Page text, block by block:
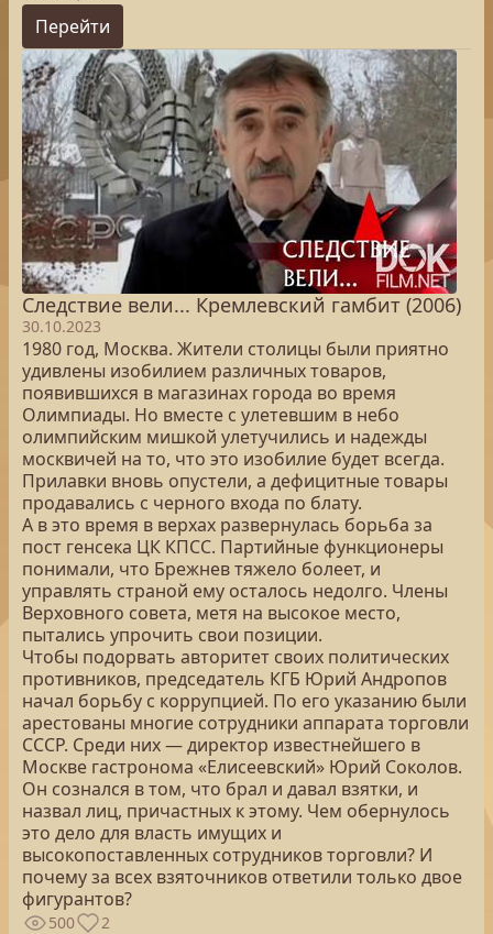
Перейти
Следствие вели... Кремлевский гамбит (2006)
30.10.2023
1980 год, Москва. Жители столицы были приятно
удивлены изобилием различных товаров,
появившихся в магазинах города во время
Олимпиады. Но вместе с улетевшим в небо
олимпийским мишкой улетучились и надежды
москвичей на то, что это изобилие будет всегда.
Прилавки вновь опустели, а дефицитные товары
продавались с черного входа по блату.
А в это время в верхах развернулась борьба за
пост генсека ЦК КПСС. Партийные функционеры
понимали, что Брежнев тяжело болеет, и
управлять страной ему осталось недолго. Члены
Верховного совета, метя на высокое место,
пытались упрочить свои позиции.
Чтобы подорвать авторитет своих политических
противников, председатель КГБ Юрий Андропов
начал борьбу с коррупцией. По его указанию были
арестованы многие сотрудники аппарата торговли
СССР. Среди них — директор известнейшего в
Москве гастронома «Елисеевский» Юрий Соколов.
Он сознался в том, что брал и давал взятки, и
назвал лиц, причастных к этому. Чем обернулось
это дело для власть имущих и
высокопоставленных сотрудников торговли? И
почему за всех взяточников ответили только двое
фигурантов?
500 2